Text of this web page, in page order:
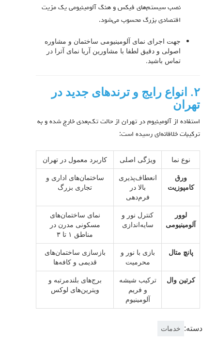
نصب سیستم‌های فیکس و هنگ آلومینیومی یک مزیت
اقتصادی بزرگ محسوب می‌شود.
جهت اجرای نمای آلومینیومی ساختمان و مشاوره
اصولی و دقیق لطفا با مشاورین آریا نمای آترا در
تماس باشید.
۲. انواع رایج و ترندهای جدید در
تهران
استفاده از آلومینیوم در تهران از حالت تک‌بعدی خارج شده و به
ترکیبات خلاقانه‌ای رسیده است:
نوع نما ویژگی اصلی
کاربرد معمول در تهران
ورق
کامپوزیت
انعطاف‌پذیری
بالا در
فرم‌دهی
ساختمان‌های اداری و
تجاری بزرگ
لوور
آلومینیومی
کنترل نور و
سایه‌اندازی
نمای ساختمان‌های
مسکونی مدرن در
مناطق ۱ تا ۳
پانچ متال
بازی با نور و
محرمیت
بازسازی ساختمان‌های
قدیمی و کافه‌ها
کرتین وال
ترکیب شیشه
و فریم
آلومینیوم
برج‌های بلندمرتبه و
ویترین‌های لوکس
دسته: خدمات